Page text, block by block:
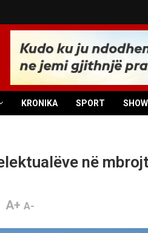
KRONIKA SPORT
në
A+ A-